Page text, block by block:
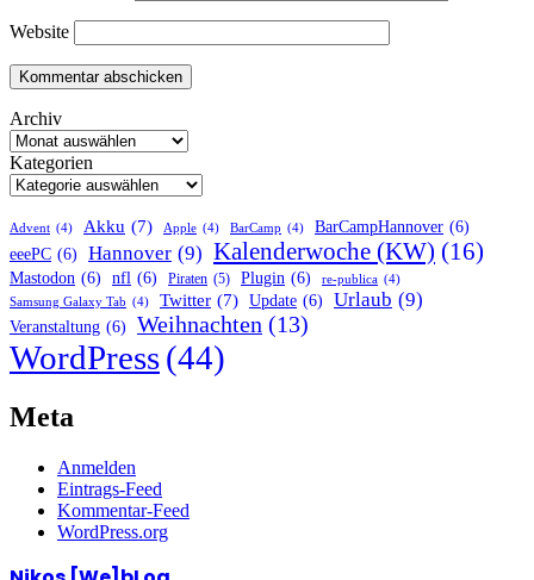
Website
Archiv
Kategorien
Advent (4) Akku (7) Apple (4) BarCamp (4) BarCampHannover (6)
eeePC (6) Hannover (9) Kalenderwoche (KW) (16)
Mastodon (6) nfl (6) Piraten (5) Plugin (6) re-publica (4)
Samsung Galaxy Tab (4) Twitter (7) Update (6) Urlaub (9)
Veranstaltung (6) Weihnachten (13)
WordPress(44)
Meta
Anmelden
Eintrags-Feed
Kommentar-Feed
WordPress.org